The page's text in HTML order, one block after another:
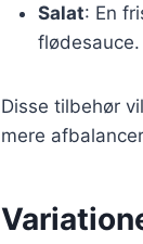
Salat: En
flødesauce.
Disse tilbehør
mere